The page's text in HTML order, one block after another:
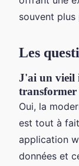
souvent plus
Les
J'ai un vieil
transformer
Oui, la
est tout à
application
données et